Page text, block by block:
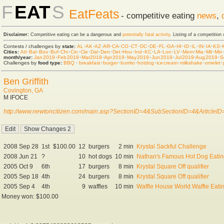
FEATS EatFeats - competitive eating news,
Disclaimer: Competitive eating can be a dangerous and potentially fatal activity. Listing of a competition
Contests / challenges by state: AL ·AK ·AZ·AR·CA·CO·CT·DC·DE ·FL ·GA·HI ·ID·IL ·IN·IA·KS·
Cities: Atl·Bal·Bos·Buf·Chi·Cin ·Cle ·Dal·Den ·Det·Hou ·Ind ·KC·LA·Lon ·LV·Mem·Mia ·Mil·Min ·
month/year: Jan 2019 ·Feb 2019 ·Mar 2019 ·Apr 2019 ·May 2019 ·Jun 2019 ·Jul 2019·Aug 2019 ·
Challenges by food type: BBQ · breakfast·burger·burrito·hot dog ·ice cream·milkshake ·omelet·
Ben Griffith
Covington, GA
M IFOCE
http://www.newtoncitizen.com/
2008 Sep 28 1st $100.00 12 burgers 2 min Krystal Sackful Challenge
2008 Jun 21
? 10 hot dogs 10 min Nathan's Famous Hot Dog
2005 Oct 9
6th 17 burgers 8 min Krystal Square Off qualifier
2005 Sep 18 4th 24 burgers 8 min Krystal Square Off qualifier
2005 Sep 4
4th 9 waffles 10 min Waffle House World Waffle
Money won: $100.00